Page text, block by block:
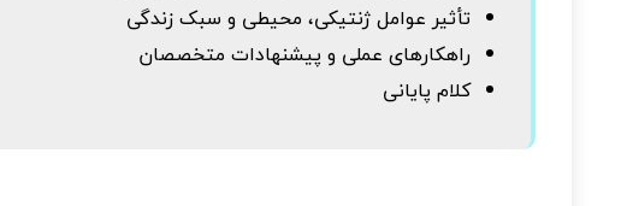
تأثیر عوامل ژنتیکی، محیطی و سبک زندگی
راهکارهای عملی و پیشنهادات متخصصان
کلام پایانی